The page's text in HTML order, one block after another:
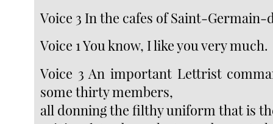
Voice 3 In the cafes of Saint-Germain-
Voice 1 You know, I like you very much.
Voice 3 An important Lettrist
some thirty members,
all donning the filthy uniform that is